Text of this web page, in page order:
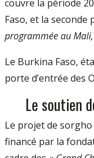
couvre la période
Faso, et la seconde
programmée au
Le Burkina Faso,
porte d’entrée des
Le soutien
Le projet de
financé par la